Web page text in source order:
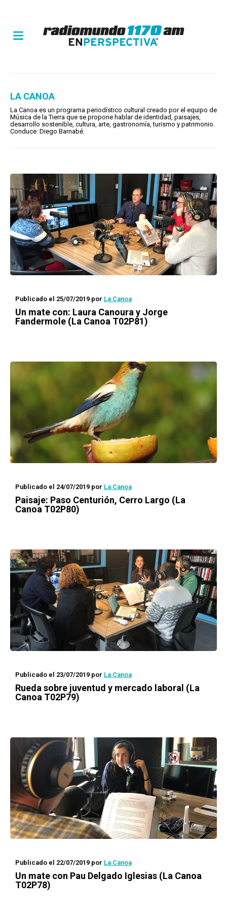
LA CANOA
La Canoa es un programa periodístico cultural creado por el equipo de
Música de la Tierra que se propone hablar de identidad, paisajes,
desarrollo sostenible, cultura, arte, gastronomía, turismo y patrimonio.
Conduce: Diego Barnabé.
Publicado el 25/07/2019 por La Canoa
Un mate con: Laura Canoura y Jorge
Fandermole (La Canoa T02P81)
Publicado el 24/07/2019 por La Canoa
Paisaje: Paso Centurión, Cerro Largo (La
Canoa T02P80)
Publicado el 23/07/2019 por La Canoa
Rueda sobre juventud y mercado laboral (La
Canoa T02P79)
Publicado el 22/07/2019 por La Canoa
Un mate con Pau Delgado Iglesias (La Canoa
T02P78)